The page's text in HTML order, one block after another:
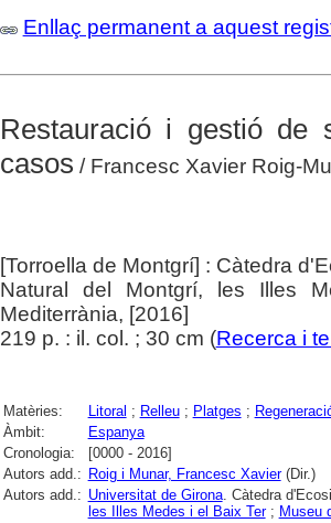
Enllaç permanent a aquest
Restauració i gestió de
casos / Francesc Xavier Roig-
[Torroella de Montgrí] : Càtedra
Natural del Montgrí, les Illes
Mediterrània, [2016]
219 p. : il. col. ; 30 cm (Recerca i
Matèries: Litoral ; Relleu; Platges ;
Àmbit:
Espanya
Cronologia:
[0000 - 2016]
Autors add.: Roig i Munar, Francesc Xavier(Dir.)
Autors add.: Universitat de Girona. Càtedra
les Illes Medes i el Baix Ter; Museu